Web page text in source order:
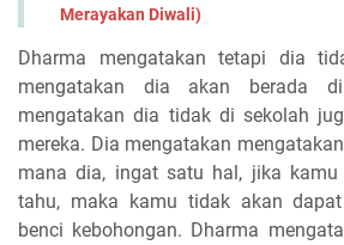
Merayakan Diwali)
Dharma mengatakan tetapi dia
mengatakan dia akan berada
mengatakan dia tidak di sekolah
mereka. Dia mengatakan
mana dia, ingat satu hal, jika kamu
tahu, maka kamu tidak akan
benci kebohongan. Dharma